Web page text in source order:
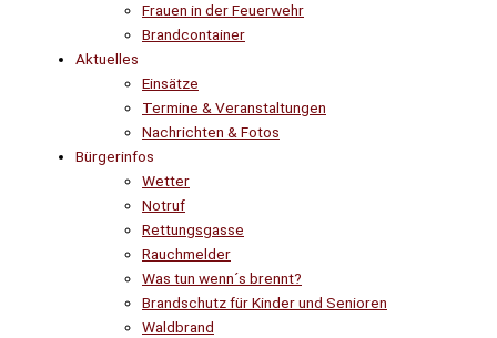
Frauen in der Feuerwehr
Brandcontainer
Aktuelles
Einsätze
Termine & Veranstaltungen
Nachrichten & Fotos
Bürgerinfos
Wetter
Notruf
Rettungsgasse
Rauchmelder
Was tun wenn´s brennt?
Brandschutz für Kinder und Senioren
Waldbrand